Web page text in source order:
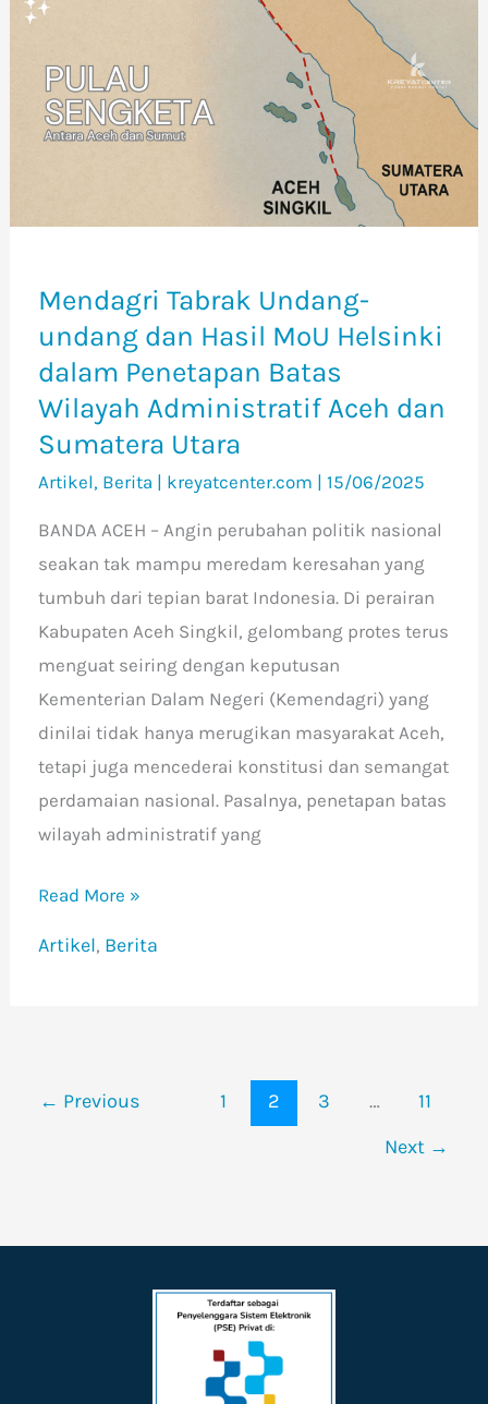
Mendagri Tabrak Undang-
undang dan Hasil MoU Helsinki
dalam Penetapan Batas
Wilayah Administratif Aceh dan
Sumatera Utara
Artikel, Berita | kreyatcenter.com | 15/06/2025
BANDA ACEH – Angin perubahan politik nasional
seakan tak mampu meredam keresahan yang
tumbuh dari tepian barat Indonesia. Di perairan
Kabupaten Aceh Singkil, gelombang protes terus
menguat seiring dengan keputusan
Kementerian Dalam Negeri (Kemendagri) yang
dinilai tidak hanya merugikan masyarakat Aceh,
tetapi juga mencederai konstitusi dan semangat
perdamaian nasional. Pasalnya, penetapan batas
wilayah administratif yang
Tabrak
undang
dan
Hasil
Helsinki
Batas
Wilayah
Administratif
Aceh
dan
Sumatera
Utara
Read More »
Artikel, Berita
← Previous 1 2 3 …
11
Next →